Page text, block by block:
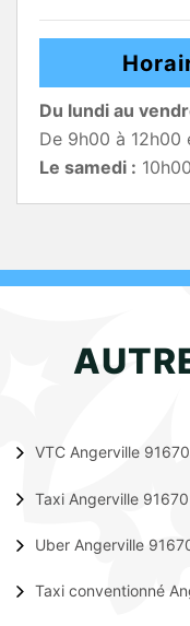
Du lundi au
De 9h00 à 12h00
Le samedi :
VTC Angerville 91670
Taxi Angerville 91670
Uber Angerville
Taxi conventionné